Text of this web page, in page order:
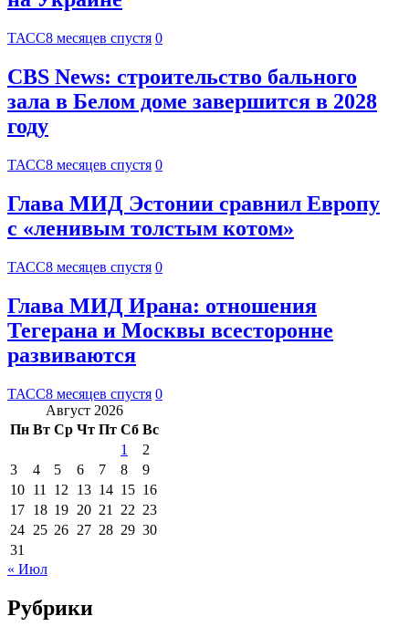
ТАСС8 месяцев спустя 0
CBS News: строительство бального
зала в Белом доме завершится в 2028
году
ТАСС8 месяцев спустя 0
Глава МИД Эстонии сравнил Европу
с «ленивым толстым котом»
ТАСС8 месяцев спустя 0
Глава МИД Ирана: отношения
Тегерана и Москвы всесторонне
развиваются
ТАСС8 месяцев спустя 0
Август 2026
Пн Вт Ср Чт Пт Сб Вс
1
2
3
4 5 6 7 8
9
10 11 12 13 14 15 16
17 18 19 20 21 22 23
24 25 26 27 28 29 30
31
« Июл
Рубрики